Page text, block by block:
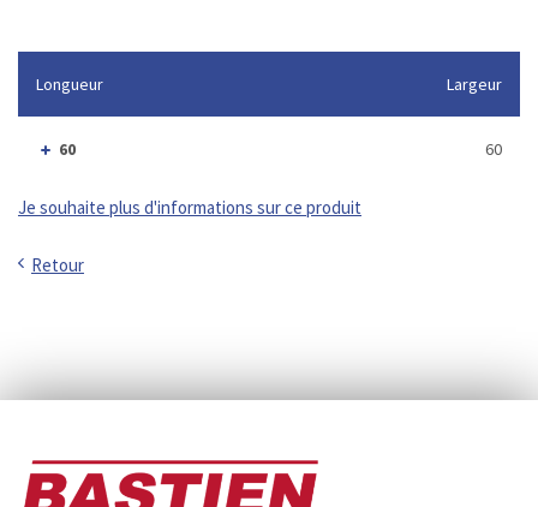
Longueur Largeur
60 60
Je souhaite plus d'informations sur ce produit
Retour